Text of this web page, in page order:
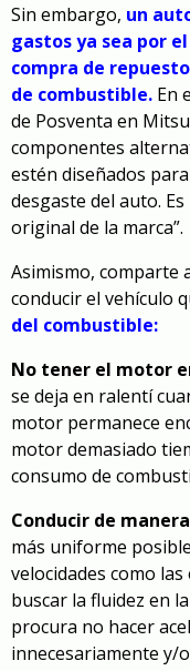
Sin embargo, un
gastos ya sea por
compra de
de combustible. En
de Posventa en
componentes
estén diseñados
desgaste del auto.
original de la marca”.
Asimismo, comparte
conducir el vehículo
del combustible:
No tener el motor
se deja en ralentí
motor permanece
motor demasiado
consumo de
Conducir de
más uniforme
velocidades como
buscar la fluidez en
procura no hacer
innecesariamente y/